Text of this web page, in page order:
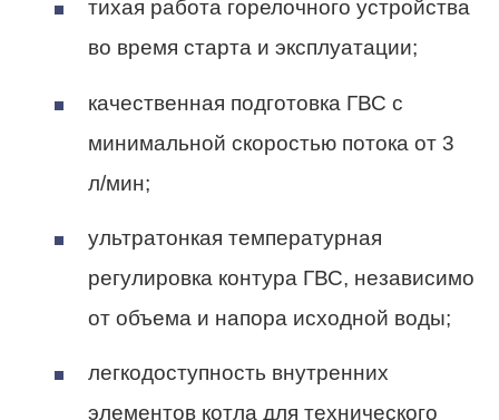
тихая работа горелочного устройства
во время старта и эксплуатации;
качественная подготовка ГВС с
минимальной скоростью потока от 3
л/мин;
ультратонкая температурная
регулировка контура ГВС, независимо
от объема и напора исходной воды;
легкодоступность внутренних
элементов котла для технического